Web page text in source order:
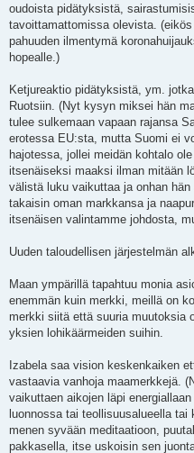
oudoista pidätyksistä,
tavoittamattomissa olevista.
pahuuden ilmentymä
hopealle.)
Ketjureaktio pidätyksistä, ym.
Ruotsiin. (Nyt kysyn miksei hän
tulee sulkemaan vapaan rajansa
erotessa EU:sta, mutta Suomi ei
hajotessa, jollei meidän kohtalo
itsenäiseksi maaksi ilman mitään
välistä luku vaikuttaa ja onhan
takaisin oman markkansa ja
itsenäisen valintamme johdosta,
Uuden taloudellisen järjestelmän
Maan ympärillä tapahtuu monia
enemmän kuin merkki, meillä on
merkki siitä että suuria muutoksia
yksien lohikäärmeiden suihin.
Izabela saa vision keskenkaiken
vastaavia vanhoja maamerkkejä.
vaikuttaen aikojen läpi
luonnossa tai teollisuusalueella
menen syvään meditaatioon,
pakkasella, itse uskoisin sen